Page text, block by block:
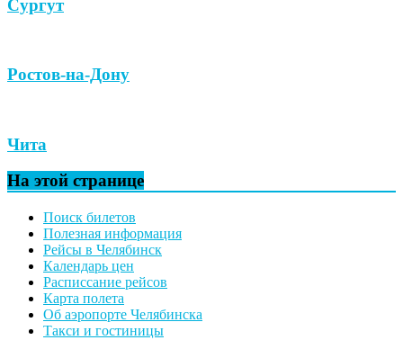
Сургут
Ростов-на-Дону
Чита
На этой странице
Поиск билетов
Полезная информация
Рейсы в Челябинск
Календарь цен
Расписсание рейсов
Карта полета
Об аэропорте Челябинска
Такси и гостиницы